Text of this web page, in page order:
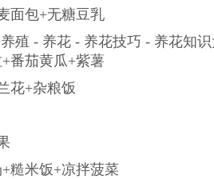
面包+无糖豆乳
殖 - 养花 - 养花技巧 - 养花知
番茄黄瓜+紫薯
花+杂粮饭
糙米饭+凉拌菠菜